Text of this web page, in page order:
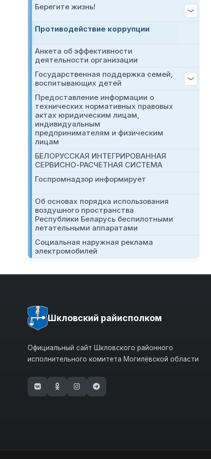
Берегите жизнь!
Противодействие коррупции
Анкета об эффективности
деятельности организации
Государственная поддержка семей,
воспитывающих детей
Предоставление информации о
технических нормативных правовых
актах юридическим лицам,
индивидуальным
предпринимателям и физическим
лицам
БЕЛОРУССКАЯ ИНТЕГРИРОВАННАЯ
СЕРВИСНО-РАСЧЕТНАЯ СИСТЕМА
Госпромнадзор информирует
Об основах порядка использования
воздушного пространства
Республики Беларусь беспилотными
летательными аппаратами
Социальная наружная реклама
электромобилей
Шкловский райисполком
Официальный сайт Шкловского районного
исполнительного комитета Могилёвской области
(открывается в новом окне)
(открывается в новом окне)
(открывается в новом окне)
(открывается в новом окне)